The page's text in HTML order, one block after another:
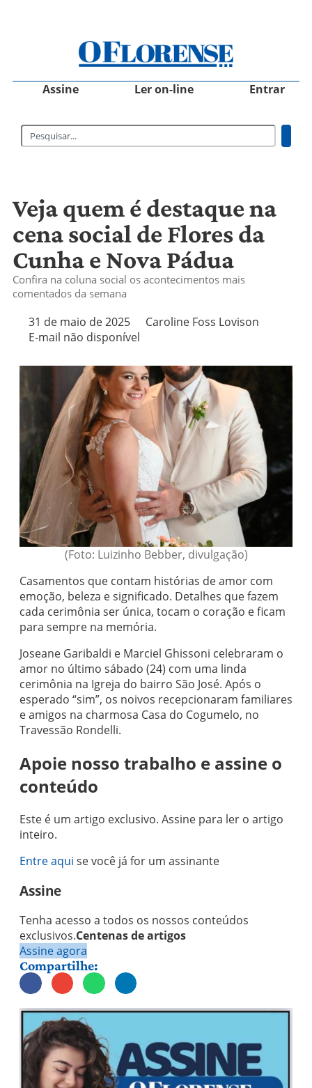
Assine Ler on-line Entrar
Veja quem é destaque na
cena social de Flores da
Cunha e Nova Pádua
Confira na coluna social os acontecimentos mais
comentados da semana
31 de maio de 2025
Caroline Foss Lovison
E-mail não disponível
(Foto: Luizinho Bebber, divulgação)
Casamentos que contam histórias de amor com
emoção, beleza e significado. Detalhes que fazem
cada cerimônia ser única, tocam o coração e ficam
para sempre na memória.
Joseane Garibaldi e Marciel Ghissoni celebraram o
amor no último sábado (24) com uma linda
cerimônia na Igreja do bairro São José. Após o
esperado “sim”, os noivos recepcionaram familiares
e amigos na charmosa Casa do Cogumelo, no
Travessão Rondelli.
Apoie nosso trabalho e assine o
conteúdo
Este é um artigo exclusivo. Assine para ler o artigo
inteiro.
Entre aqui se você já for um assinante
Assine
Tenha acesso a todos os nossos conteúdos
exclusivos.Centenas de artigos
Assine agora
Compartilhe: